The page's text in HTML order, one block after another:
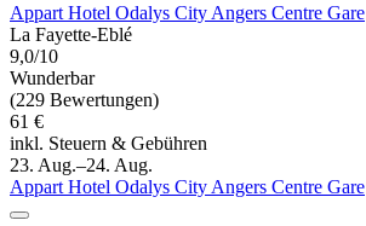
Appart Hotel Odalys City Angers Centre Gare
La Fayette-Eblé
9,0/10
Wunderbar
(229 Bewertungen)
61 €
inkl. Steuern & Gebühren
23. Aug.–24. Aug.
Appart Hotel Odalys City Angers Centre Gare